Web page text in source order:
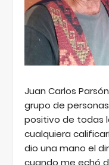
Juan Carlos
grupo de
positivo de todas
cualquiera
dio una mano el